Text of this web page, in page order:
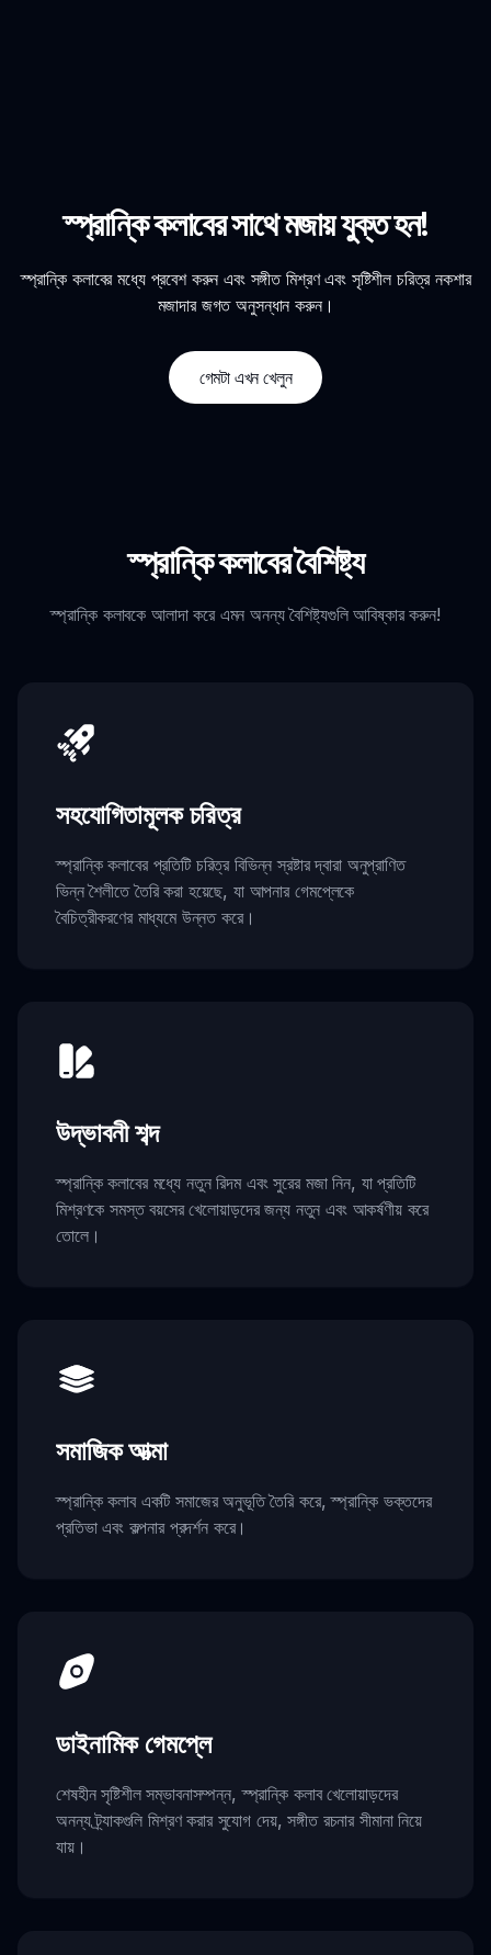
স্প্রান্কি কলাবের সাথে মজায় যুক্ত হন!
স্প্রান্কি কলাবের মধ্যে প্রবেশ করুন এবং সঙ্গীত মিশ্রণ এবং সৃষ্টিশীল চরিত্র নকশার
মজাদার জগত অনুসন্ধান করুন।
গেমটা এখন খেলুন
স্প্রান্কি কলাবের বৈশিষ্ট্য
স্প্রান্কি কলাবকে আলাদা করে এমন অনন্য বৈশিষ্ট্যগুলি আবিষ্কার করুন!
সহযোগিতামূলক চরিত্র
স্প্রান্কি কলাবের প্রতিটি চরিত্র বিভিন্ন স্রষ্টার দ্বারা অনুপ্রাণিত
ভিন্ন শৈলীতে তৈরি করা হয়েছে, যা আপনার গেমপ্লেকে
বৈচিত্রীকরণের মাধ্যমে উন্নত করে।
উদ্ভাবনী শব্দ
স্প্রান্কি কলাবের মধ্যে নতুন রিদম এবং সুরের মজা নিন, যা প্রতিটি
মিশ্রণকে সমস্ত বয়সের খেলোয়াড়দের জন্য নতুন এবং আকর্ষণীয় করে
তোলে।
সমাজিক আত্মা
স্প্রান্কি কলাব একটি সমাজের অনুভূতি তৈরি করে, স্প্রান্কি ভক্তদের
প্রতিভা এবং কল্পনার প্রদর্শন করে।
ডাইনামিক গেমপ্লে
শেষহীন সৃষ্টিশীল সম্ভাবনাসম্পন্ন, স্প্রান্কি কলাব খেলোয়াড়দের
অনন্য ট্র্যাকগুলি মিশ্রণ করার সুযোগ দেয়, সঙ্গীত রচনার সীমানা নিয়ে
যায়।